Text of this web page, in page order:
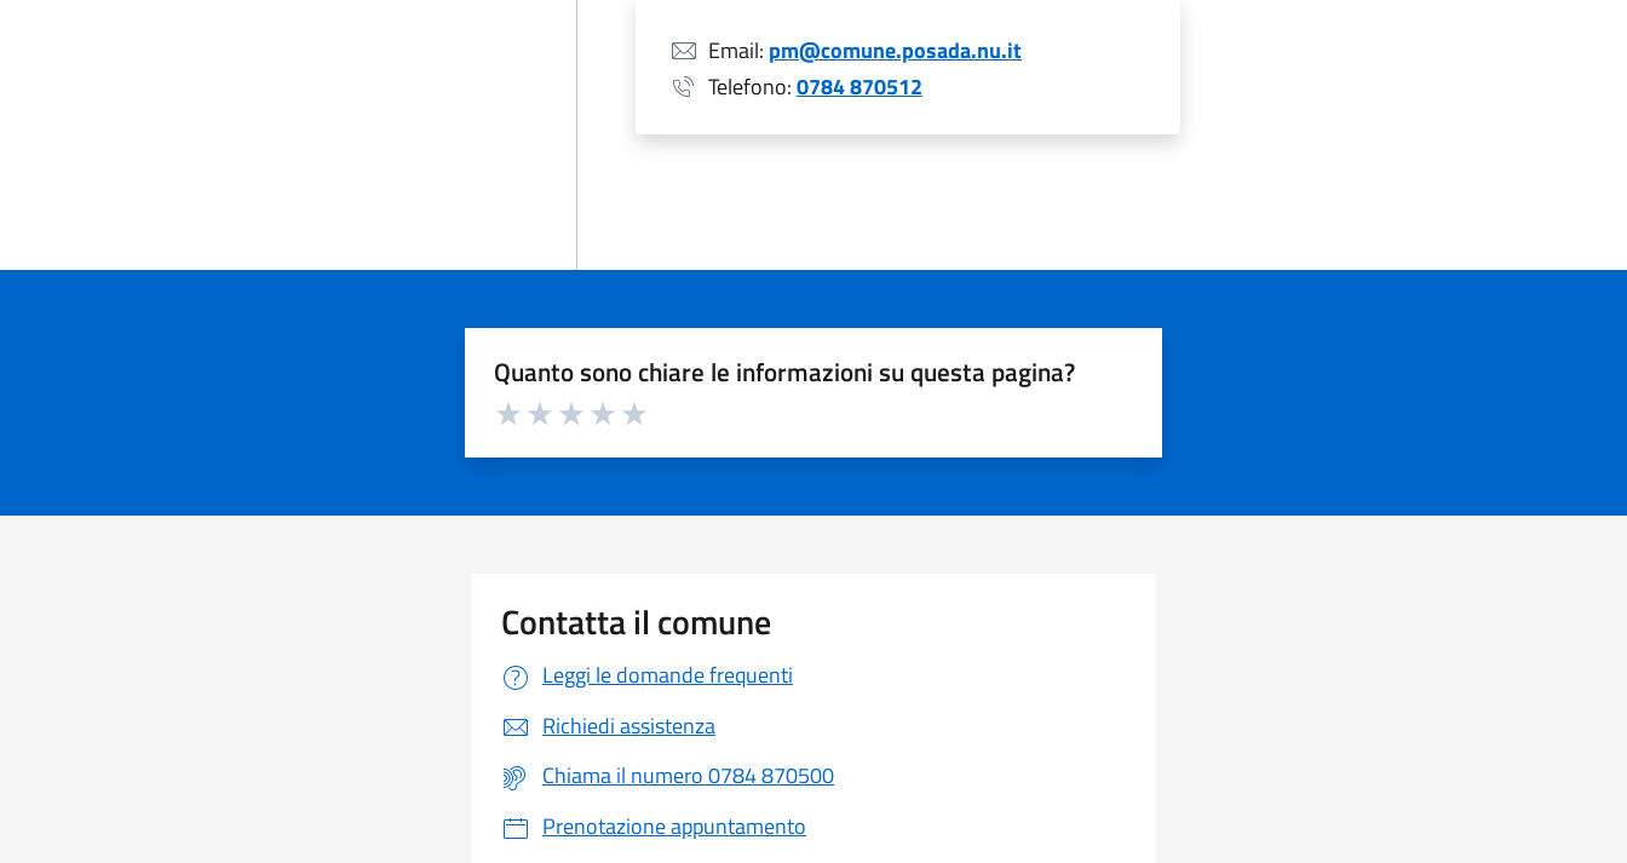
Email: pm@comune.posada.nu.it
Telefono:0784 870512
Quanto sono chiare le informazioni su questa pagina?
Valuta da 1 a 5 stelle la pagina
Contatta il comune
Leggi le domande frequenti
Richiedi assistenza
Chiama il numero 0784 870500
Prenotazione appuntamento